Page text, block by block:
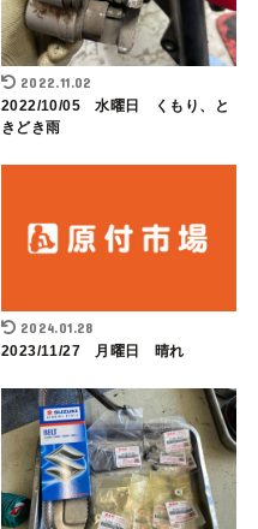
2022.11.02
2022/10/05 水曜日 くもり、と
きどき雨
2024.01.28
2023/11/27 月曜日 晴れ